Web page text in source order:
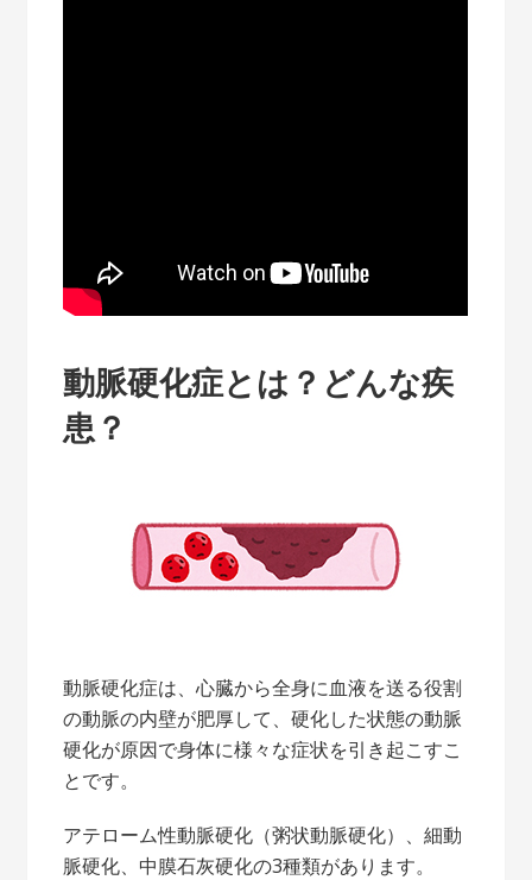
動脈硬化症とは？どんな疾
患？
動脈硬化症は、心臓から全身に血液を送る役割
の動脈の内壁が肥厚して、硬化した状態の動脈
硬化が原因で身体に様々な症状を引き起こすこ
とです。
アテローム性動脈硬化（粥状動脈硬化）、細動
脈硬化、中膜石灰硬化の3種類があります。